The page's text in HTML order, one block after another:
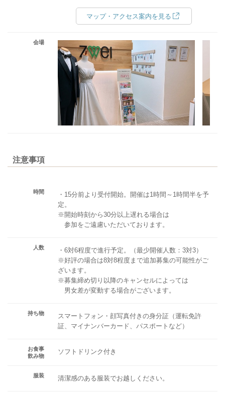
マップ・アクセス案内を見る
会場
注意事項
時間
・15分前より受付開始。開催は1時間～1時間半を予
定。
※開始時刻から30分以上遅れる場合は
参加をご遠慮いただいております。
人数
・6対6程度で進行予定。（最少開催人数：3対3）
※好評の場合は8対8程度まで追加募集の可能性がご
ざいます。
※募集締め切り以降のキャンセルによっては
男女差が変動する場合がございます。
持ち物
スマートフォン・顔写真付きの身分証（運転免許
証、マイナンバーカード、パスポートなど）
お食事
飲み物
ソフトドリンク付き
服装 清潔感のある服装でお越しください。